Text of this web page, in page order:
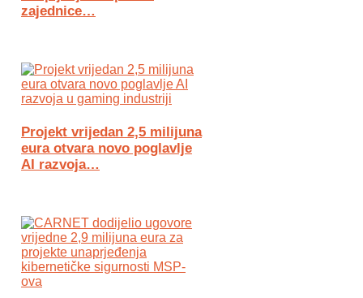
zajednice…
Projekt vrijedan 2,5 milijuna
eura otvara novo poglavlje
AI razvoja…